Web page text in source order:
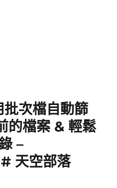
次檔自動篩
的檔案 & 輕鬆
–
天空部落